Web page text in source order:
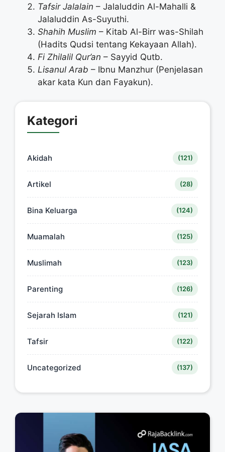
Tafsir Jalalain – Jalaluddin Al-Mahalli &
Jalaluddin As-Suyuthi.
Shahih Muslim – Kitab Al-Birr was-Shilah
(Hadits Qudsi tentang Kekayaan Allah).
Fi Zhilalil Qur’an – Sayyid Qutb.
Lisanul Arab – Ibnu Manzhur (Penjelasan
akar kata Kun dan Fayakun).
Kategori
Akidah (121)
Artikel (28)
Bina Keluarga (124)
Muamalah (125)
Muslimah (123)
Parenting (126)
Sejarah Islam (121)
Tafsir (122)
Uncategorized (137)